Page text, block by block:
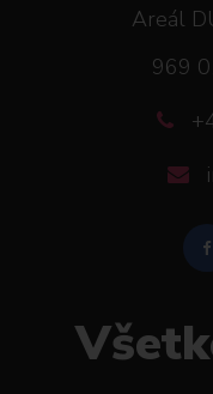
Areál
969